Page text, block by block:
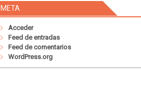
META
Acceder
Feed de entradas
Feed de comentarios
WordPress.org